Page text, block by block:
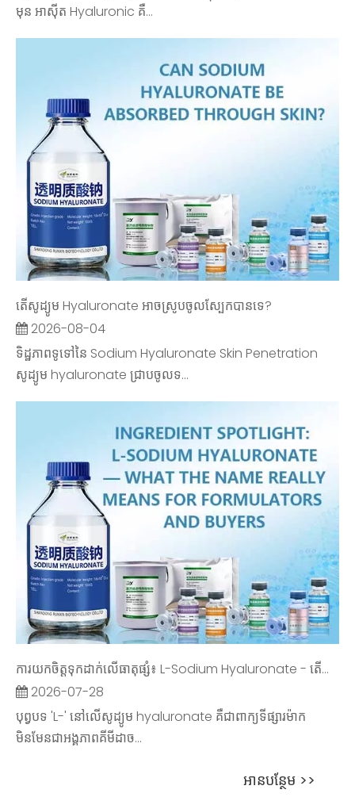
មុន អាស៊ីត Hyaluronic គឺ...
តើសូដ្យូម Hyaluronate អាចស្រូបចូលស្បែកបានទេ?
2026-08-04
ទិដ្ឋភាពទូទៅនៃ Sodium Hyaluronate Skin Penetration
សូដ្យូម hyaluronate ជ្រាបចូលទ...
ការយកចិត្តទុកដាក់លើធាតុផ្សំ៖ L-Sodium Hyaluronate - តើឈ្មោះមានន័យយ៉ាងណាសម្រាប់អ្នកបង្កើត និងអ្នកទិញ
2026-07-28
បុព្វបទ 'L-' នៅលើសូដ្យូម hyaluronate គឺជាពាក្យទីផ្សារម៉ាក
មិនមែនជាអង្គភាពគីមីដាច...
អាន​បន្ថែម >>